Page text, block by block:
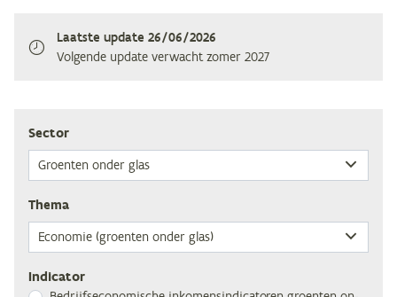
Laatste update 26/06/2026
Volgende update verwachtzomer 2027
Sec­tor
The­ma
Indicator